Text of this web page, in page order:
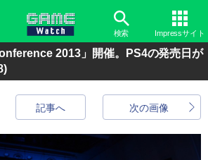
検索 Impressサイト
2013」開催。PS4の発売日が
次の画像
記事へ